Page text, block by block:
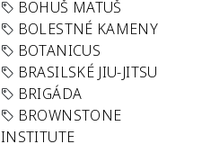
BOHUŠ MATUŠ
BOLESTNÉ KAMENY
BOTANICUS
BRASILSKÉ JIU-JITSU
BRIGÁDA
BROWNSTONE
INSTITUTE